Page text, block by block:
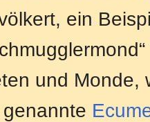
ein
und Monde,